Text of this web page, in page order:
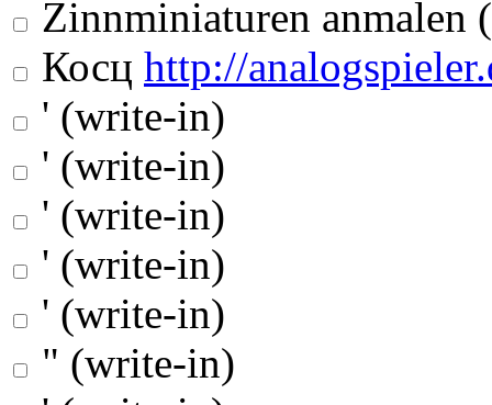
Zinnminiaturen anmalen
Косц http://
' (write-in)
' (write-in)
' (write-in)
' (write-in)
' (write-in)
" (write-in)